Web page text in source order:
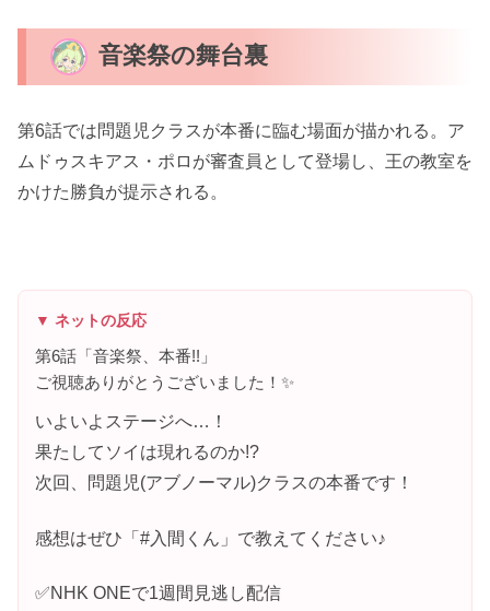
音楽祭の舞台裏
第6話では問題児クラスが本番に臨む場面が描かれる。ア
ムドゥスキアス・ポロが審査員として登場し、王の教室を
かけた勝負が提示される。
▼ ネットの反応
第6話「音楽祭、本番!!」
ご視聴ありがとうございました！✨
いよいよステージへ…！
果たしてソイは現れるのか!?
次回、問題児(アブノーマル)クラスの本番です！
感想はぜひ「#入間くん」で教えてください♪
✅NHK ONEで1週間見逃し配信